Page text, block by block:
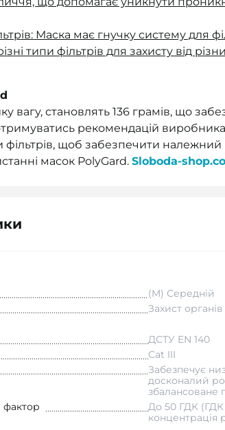
Маска має гнучку систему для
типи фільтрів для захисту від
вагу, становлять 136 грамів, що
рекомендацій
фільтрів, щоб забезпечити належний
масок PolyGard. Sloboda-
(M) Середній
Захист
ДСТУ EN 140
Cat III
Забезпечує
досконалий
збалансоване
фактор
До 50 ГДК (ГДК
концентрація